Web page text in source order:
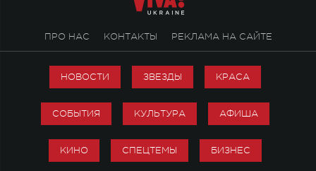
ПРО НАС КОНТАКТЫ РЕКЛАМА НА САЙТЕ
НОВОСТИ ЗВЕЗДЫ КРАСА
СОБЫТИЯ КУЛЬТУРА АФИША
КИНО СПЕЦТЕМЫ БИЗНЕС